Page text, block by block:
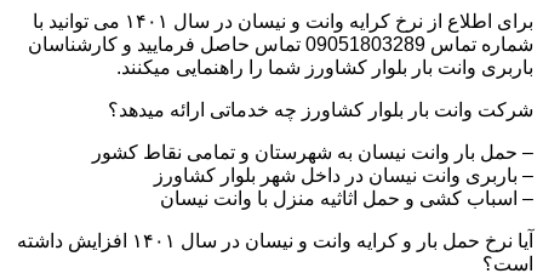
برای اطلاع از نرخ کرایه وانت و نیسان در سال ۱۴۰۱ می توانید با
شماره تماس 09051803289 تماس حاصل فرمایید و کارشناسان
باربری وانت بار بلوار کشاورز شما را راهنمایی میکنند.
شرکت وانت بار بلوار کشاورز چه خدماتی ارائه میدهد؟
– حمل بار وانت نیسان به شهرستان و تمامی نقاط کشور
– باربری وانت نیسان در داخل شهر بلوار کشاورز
– اسباب کشی و حمل اثاثیه منزل با وانت نیسان
آیا نرخ حمل بار و کرایه وانت و نیسان در سال ۱۴۰۱ افزایش داشته
است؟